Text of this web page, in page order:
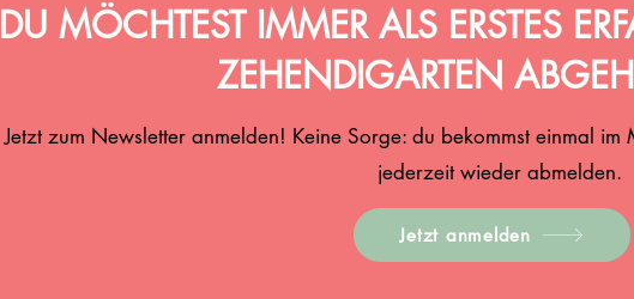
DU MÖCHTEST IMMER ALS ERSTES
ZEHENDIGARTEN
Jetzt zum Newsletter anmelden! Keine Sorge: du bekommst einmal im
jederzeit wieder abmelden.​​​​​
Jetzt anmelden